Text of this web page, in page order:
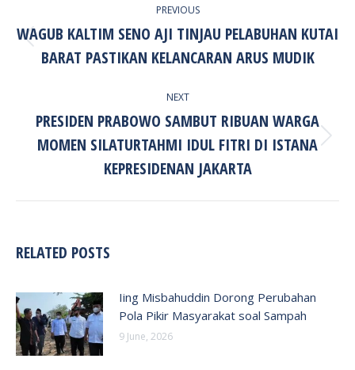
PREVIOUS
Previous
post:
WAGUB KALTIM SENO AJI TINJAU PELABUHAN KUTAI
BARAT PASTIKAN KELANCARAN ARUS MUDIK
NEXT
Next
post:
PRESIDEN PRABOWO SAMBUT RIBUAN WARGA
MOMEN SILATURTAHMI IDUL FITRI DI ISTANA
KEPRESIDENAN JAKARTA
RELATED POSTS
Iing Misbahuddin Dorong Perubahan
Pola Pikir Masyarakat soal Sampah
9 June, 2026